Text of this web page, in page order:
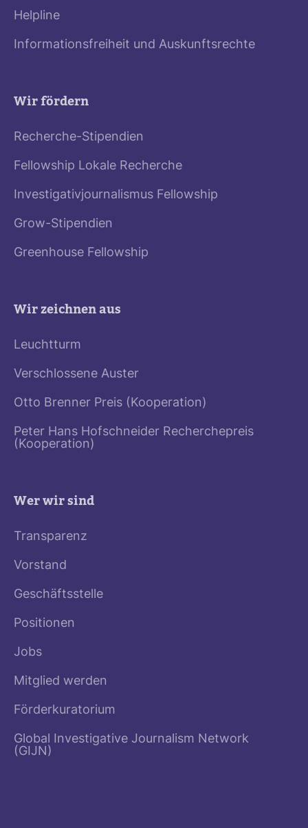
Helpline
Informationsfreiheit und Auskunftsrechte
Wir fördern
Recherche-Stipendien
Fellowship Lokale Recherche
Investigativjournalismus Fellowship
Grow-Stipendien
Greenhouse Fellowship
Wir zeichnen aus
Leuchtturm
Verschlossene Auster
Otto Brenner Preis (Kooperation)
Peter Hans Hofschneider Recherchepreis
(Kooperation)
Wer wir sind
Transparenz
Vorstand
Geschäftsstelle
Positionen
Jobs
Mitglied werden
Förderkuratorium
Global Investigative Journalism Network
(GIJN)